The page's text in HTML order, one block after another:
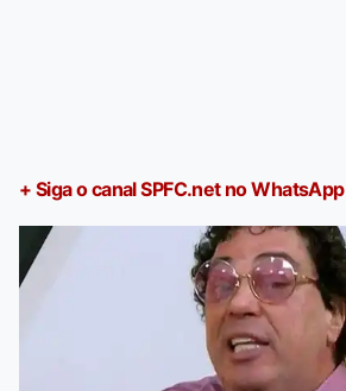
+ Siga o canal SPFC.net no WhatsApp